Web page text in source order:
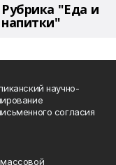
Рубрика "Еда и
напитки"
научно-
согласия
массовой